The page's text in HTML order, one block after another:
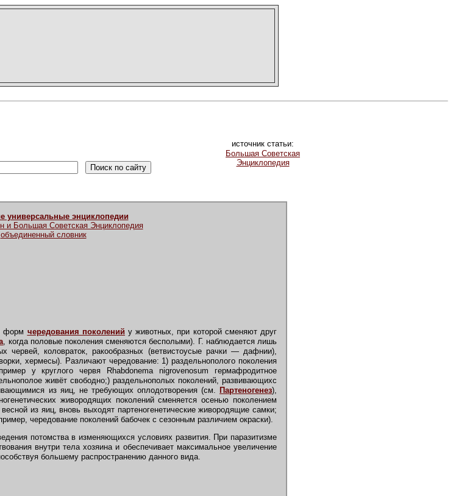
источник статьи:
Большая Советская
Энциклопедия
универсальные энциклопедии
и Большая Советская Энциклопедия
объединенный словник
форм чередования поколений у животных, при которой сменяют друг
, когда половые поколения сменяются бесполыми). Г. наблюдается лишь
червей, коловраток, ракообразных (ветвистоусые рачки — дафнии),
хермесы). Различают чередование: 1) раздельнополого поколения
у круглого червя Rhabdonema nigrovenosum гермафродитное
живёт свободно;) раздельнополых поколений, развивающихс
из яиц, не требующих оплодотворения (см. Партеногенез),
живородящих поколений сменяется осенью поколением
из яиц, вновь выходят партеногенетические живородящие самки;
чередование поколений бабочек с сезонным различием окраски).
потомства в изменяющихся условиях развития. При паразитизме
внутри тела хозяина и обеспечивает максимальное увеличение
большему распространению данного вида.